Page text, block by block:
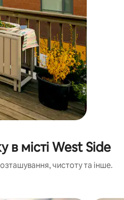
місті West Side
чистоту та інше.